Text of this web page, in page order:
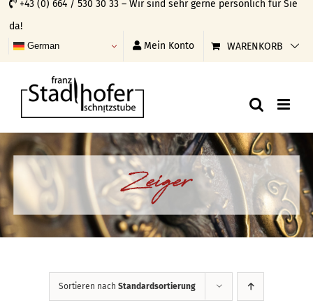
Skip
to
content
+43 (0) 664 / 530 30 33 – Wir sind sehr gerne persönlich für Sie
da!
German Mein Konto WARENKORB
Zeiger
Sortieren nach Standardsortierung